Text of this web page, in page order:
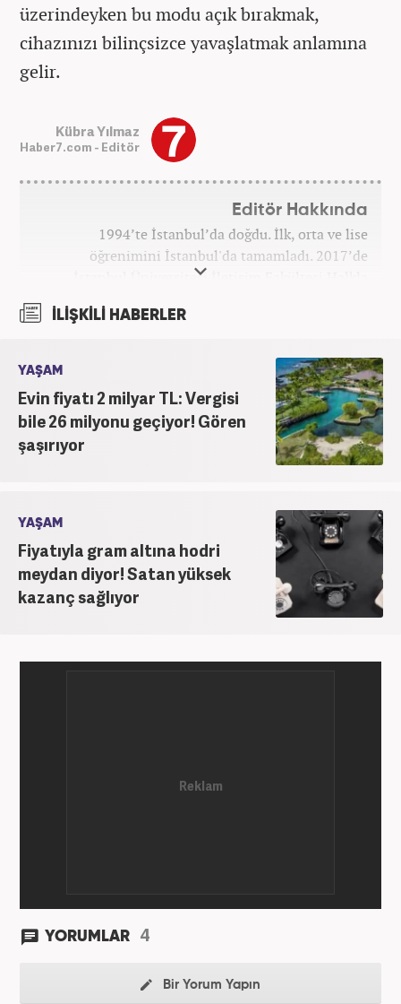
üzerindeyken bu modu açık bırakmak,
cihazınızı bilinçsizce yavaşlatmak anlamına
gelir.
Kübra Yılmaz
Haber7.com - Editör
Editör Hakkında
1994’te İstanbul’da doğdu. İlk, orta ve lise
öğrenimini İstanbul'da tamamladı. 2017’de
İstanbul Üniversitesi İletişim Fakültesi Halkla
2017’den beri Kanal7 Medya Grubu’na bağlı
etmektedir.
İLİŞKİLİ HABERLER
YAŞAM
Evin fiyatı 2 milyar TL: Vergisi
bile 26 milyonu geçiyor! Gören
şaşırıyor
YAŞAM
Fiyatıyla gram altına hodri
meydan diyor! Satan yüksek
kazanç sağlıyor
YORUMLAR 4
Bir Yorum Yapın